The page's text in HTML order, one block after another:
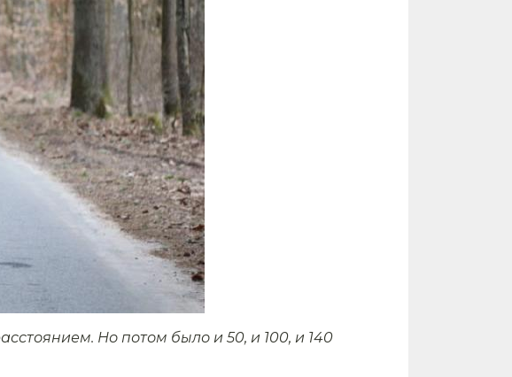
Но потом было и 50, и 100, и 140